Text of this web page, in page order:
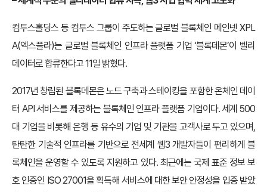
컴투스홀딩스 등 컴투스 그룹이 주도하는 글로벌 블록체인 메인넷 XPL
A(엑스플라)는 글로벌 블록체인 인프라 플랫폼 기업 ‘블록데몬’이 벨리
데이터로 합류한다고 11일 밝혔다.
2017년 창립된 블록데몬은 노드 구축과 스테이킹을 포함한 온체인 데이
터 API 서비스를 제공하는 블록체인 인프라 플랫폼 기업이다. 세계 500
대 기업을 비롯해 은행 등 유수의 기업 및 기관을 고객사로 두고 있으며,
탄탄한 기술적 인프라를 기반으로 전세계 웹3 개발자들이 편리하게 블
록체인을 운영할 수 있도록 지원하고 있다. 최근에는 국제 표준 정보 보
호 인증인 ISO 27001을 획득해 서비스에 대한 보안 안정성을 입증 받았